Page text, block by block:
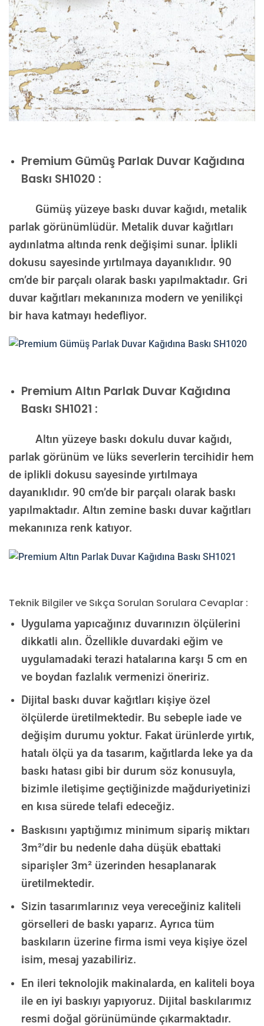
Premium Gümüş Parlak Duvar Kağıdına
Baskı SH1020 :
Gümüş yüzeye baskı duvar kağıdı, metalik
parlak görünümlüdür. Metalik duvar kağıtları
aydınlatma altında renk değişimi sunar. İplikli
dokusu sayesinde yırtılmaya dayanıklıdır. 90
cm’de bir parçalı olarak baskı yapılmaktadır. Gri
duvar kağıtları mekanınıza modern ve yenilikçi
bir hava katmayı hedefliyor.
PremiumAltın Parlak Duvar Kağıdına
Baskı SH1021 :
Altın yüzeye baskı dokulu duvar kağıdı,
parlak görünüm ve lüks severlerin tercihidir hem
de iplikli dokusu sayesinde yırtılmaya
dayanıklıdır. 90 cm’de bir parçalı olarak baskı
yapılmaktadır. Altın zemine baskı duvar kağıtları
mekanınıza renk katıyor.
Teknik Bilgiler ve Sıkça Sorulan Sorulara Cevaplar :
Uygulama yapıcağınız duvarınızın ölçülerini
dikkatli alın. Özellikle duvardaki eğim ve
uygulamadaki terazi hatalarına karşı 5 cm en
ve boydan fazlalık vermenizi öneririz.
Dijital baskı duvar kağıtları kişiye özel
ölçülerde üretilmektedir. Bu sebeple iade ve
değişim durumu yoktur. Fakat ürünlerde yırtık,
hatalı ölçü ya da tasarım, kağıtlarda leke ya da
baskı hatası gibi bir durum söz konusuyla,
bizimle iletişime geçtiğinizde mağduriyetinizi
en kısa sürede telafi edeceğiz.
Baskısını yaptığımız minimum sipariş miktarı
3m²’dir bu nedenle daha düşük ebattaki
siparişler 3m² üzerinden hesaplanarak
üretilmektedir.
Sizin tasarımlarınız veya vereceğiniz kaliteli
görselleri de baskı yaparız. Ayrıca tüm
baskıların üzerine firma ismi veya kişiye özel
isim, mesaj yazabiliriz.
En ileri teknolojik makinalarda, en kaliteli boya
ile en iyi baskıyı yapıyoruz. Dijital baskılarımız
resmi doğal görünümünde çıkarmaktadır.